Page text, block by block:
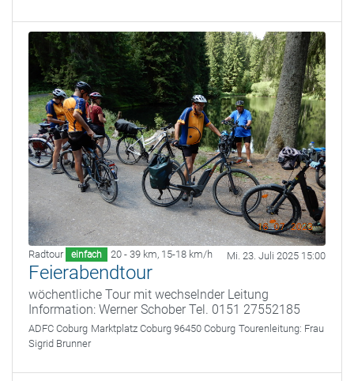
Radtour einfach 20 - 39 km, 15-18 km/h Mi. 23. Juli 2025 15:00
Feierabendtour
wöchentliche Tour mit wechselnder Leitung
Information: Werner Schober Tel. 0151 27552185
ADFC Coburg Marktplatz Coburg 96450 Coburg Tourenleitung: Frau
Sigrid Brunner